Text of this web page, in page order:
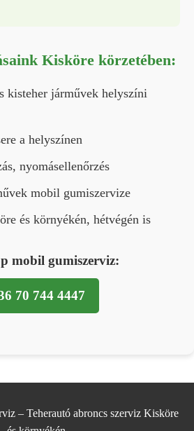
Kisköre körzetében:
kisteher járművek helyszíni
a helyszínen
nyomásellenőrzés
mobil gumiszervize
és környékén, hétvégén is
mobil gumiszerviz:
70 744 4447
– Teherautó abroncs szerviz Kisköre